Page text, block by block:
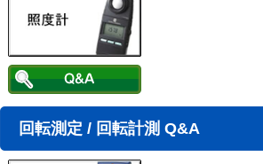
回転測定 / 回転計測 Q&A